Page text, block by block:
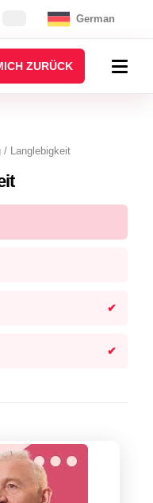
German
ZURÜCK
/ Langlebigkeit